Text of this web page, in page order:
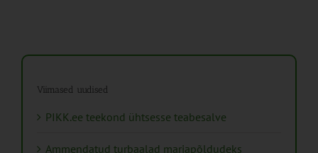
Viimased uudised
PIKK.ee teekond ühtsesse teabesalve
Ammendatud turbaalad marjapõldudeks